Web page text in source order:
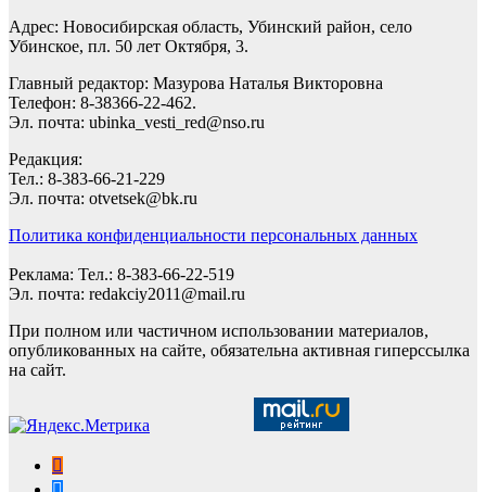
Адрес: Новосибирская область, Убинский район, село
Убинское, пл. 50 лет Октября, 3.
Главный редактор: Мазурова Наталья Викторовна
Телефон: 8-38366-22-462.
Эл. почта: ubinka_vesti_red@nso.ru
Редакция:
Тел.: 8-383-66-21-229
Эл. почта: otvetsek@bk.ru
Политика конфиденциальности персональных данных
Реклама: Тел.: 8-383-66-22-519
Эл. почта: redakciy2011@mail.ru
При полном или частичном использовании материалов,
опубликованных на сайте, обязательна активная гиперссылка
на сайт.